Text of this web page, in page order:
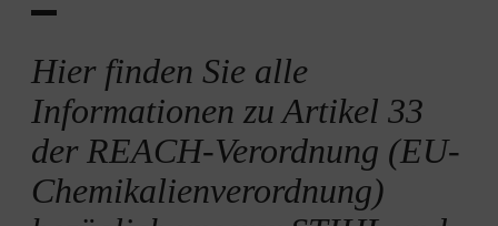
Hier finden Sie alle
Informationen zu Artikel 33
der REACH-Verordnung (EU-
Chemikalienverordnung)